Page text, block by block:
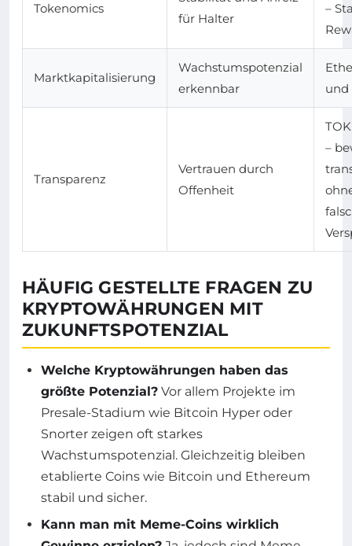
Tokenomics
für Halter
–
Marktkapitalisierung
Wachstumspotenzial
erkennbar
und
Transparenz
Vertrauen durch
Offenheit
–
HÄUFIG GESTELLTE FRAGEN ZU
KRYPTOWÄHRUNGEN MIT
ZUKUNFTSPOTENZIAL
Welche Kryptowährungen haben das
größte Potenzial? Vor allem Projekte im
Presale-Stadium wie Bitcoin Hyper oder
Snorter zeigen oft starkes
Wachstumspotenzial. Gleichzeitig bleiben
etablierte Coins wie Bitcoin und Ethereum
stabil und sicher.
Kann man mit Meme-Coins wirklich